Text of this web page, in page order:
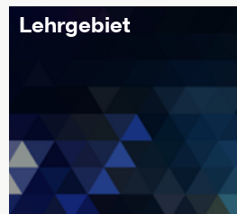
Lehrgebiet